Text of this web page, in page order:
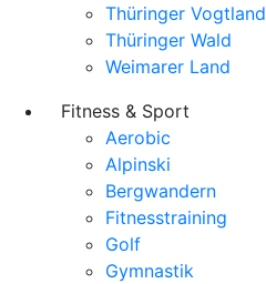
Thüringer Vogtland
Thüringer Wald
Weimarer Land
Fitness & Sport
Aerobic
Alpinski
Bergwandern
Fitnesstraining
Golf
Gymnastik